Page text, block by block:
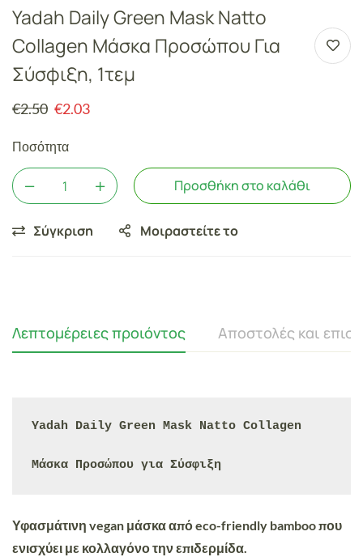
Yadah Daily Green Mask Natto
Collagen Μάσκα Προσώπου Για
Σύσφιξη, 1τεμ
€2.50 €2.03
Ποσότητα
Προσθήκη στο καλάθι
Σύγκριση Μοιραστείτε το
Λεπτομέρειες προιόντος Αποστολές και
Yadah Daily Green Mask Natto Collagen
Μάσκα Προσώπου για Σύσφιξη
Υφασμάτινη vegan μάσκα από eco-friendly bamboo που
ενισχύει με κολλαγόνο την επιδερμίδα.